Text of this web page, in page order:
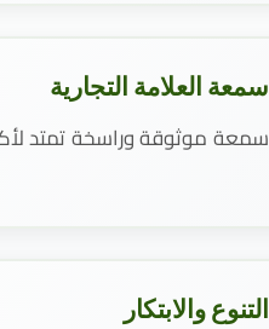
سمعة العلامة التجارية
سمعة موثوقة وراسخة تمتد
التنوع والابتكار